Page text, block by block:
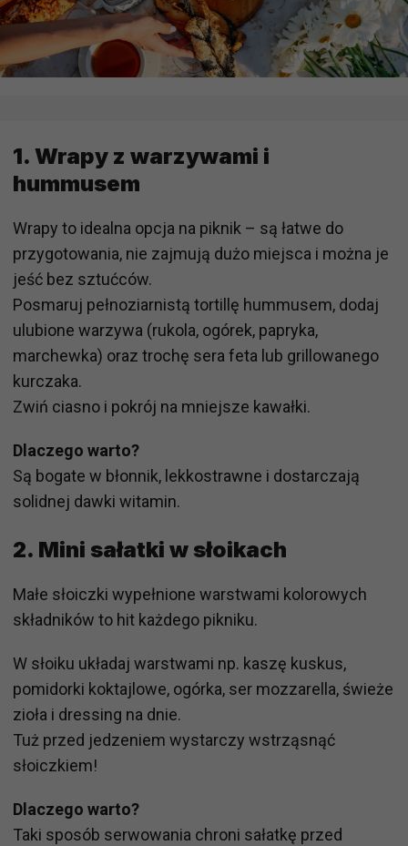
1. Wrapy z warzywami i
hummusem
Wrapy to idealna opcja na piknik – są łatwe do
przygotowania, nie zajmują dużo miejsca i można je
jeść bez sztućców.
Posmaruj pełnoziarnistą tortillę hummusem, dodaj
ulubione warzywa (rukola, ogórek, papryka,
marchewka) oraz trochę sera feta lub grillowanego
kurczaka.
Zwiń ciasno i pokrój na mniejsze kawałki.
Dlaczego warto?
Są bogate w błonnik, lekkostrawne i dostarczają
solidnej dawki witamin.
2. Mini sałatki w słoikach
Małe słoiczki wypełnione warstwami kolorowych
składników to hit każdego pikniku.
W słoiku układaj warstwami np. kaszę kuskus,
pomidorki koktajlowe, ogórka, ser mozzarella, świeże
zioła i dressing na dnie.
Tuż przed jedzeniem wystarczy wstrząsnąć
słoiczkiem!
Dlaczego warto?
Taki sposób serwowania chroni sałatkę przed